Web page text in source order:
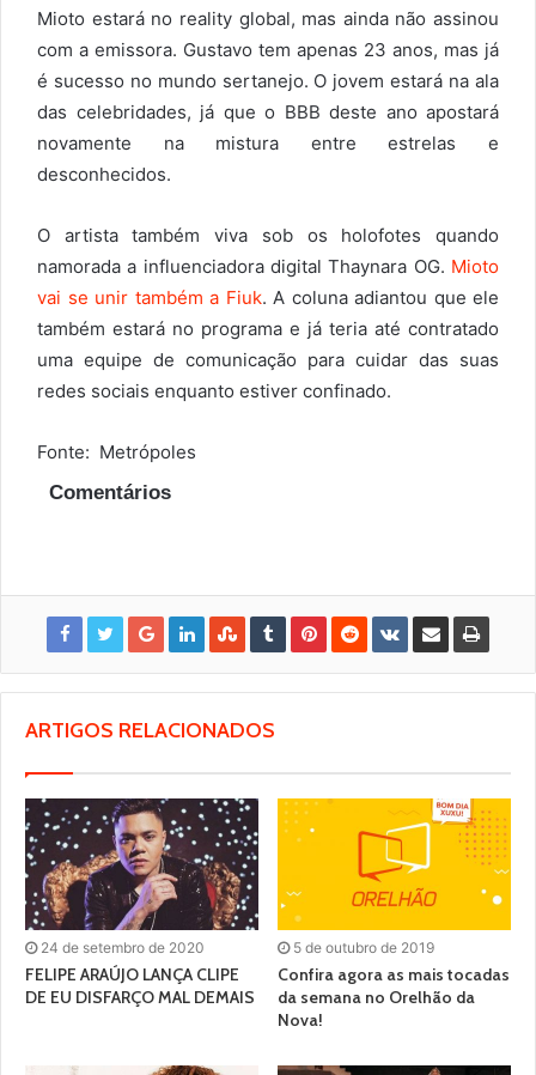
Mioto estará no reality global, mas ainda não assinou
com a emissora. Gustavo tem apenas 23 anos, mas já
é sucesso no mundo sertanejo. O jovem estará na ala
das celebridades, já que o BBB deste ano apostará
novamente na mistura entre estrelas e
desconhecidos.
O artista também viva sob os holofotes quando
namorada a influenciadora digital Thaynara OG. Mioto
vai se unir também a Fiuk. A coluna adiantou que ele
também estará no programa e já teria até contratado
uma equipe de comunicação para cuidar das suas
redes sociais enquanto estiver confinado.
Fonte: Metrópoles
Comentários
ARTIGOS RELACIONADOS
24 de setembro de 2020
FELIPE ARAÚJO LANÇA CLIPE
DE EU DISFARÇO MAL DEMAIS
5 de outubro de 2019
Confira agora as mais tocadas
da semana no Orelhão da
Nova!